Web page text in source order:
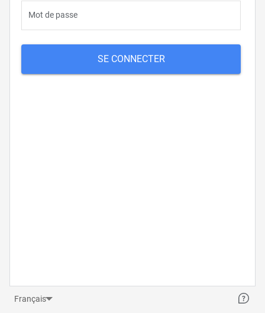
Mot de passe
SE CONNECTER